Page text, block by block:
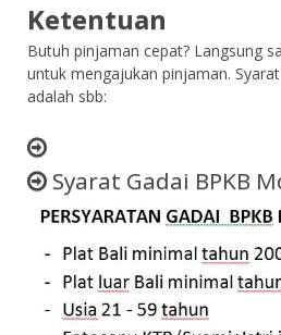
Ketentuan
Butuh pinjaman cepat? Langsung
untuk mengajukan pinjaman.
adalah sbb:
Syarat Gadai BPKB